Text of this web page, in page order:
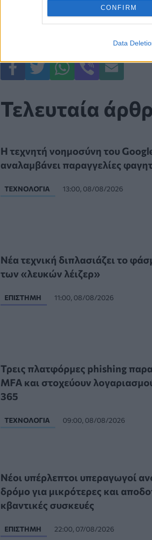
CONFIRM
Data
Τελευταία
Η τεχνητή νοημοσύνη του
αναλαμβάνει παραγγελίες
ΤΕΧΝΟΛΟΓΊΑ 13:00, 08/08/2026
Νέα τεχνική διπλασιάζει το
των «λευκών λέιζερ»
ΕΠΙΣΤΉΜΗ 11:00, 08/08/2026
Τρεις πλατφόρμες phishing
MFA και στοχεύουν
365
ΤΕΧΝΟΛΟΓΊΑ 09:00, 08/08/2026
Νέοι υπέρλεπτοι υπεραγωγοί
δρόμο για μικρότερες και
κβαντικές συσκευές
ΕΠΙΣΤΉΜΗ 22:00, 07/08/2026